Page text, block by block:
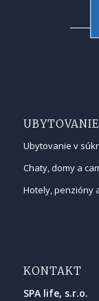
UBYTOVANIE
Ubytovanie v
Chaty, domy a
Hotely, penzióny
KONTAKT
SPA life, s.r.o.